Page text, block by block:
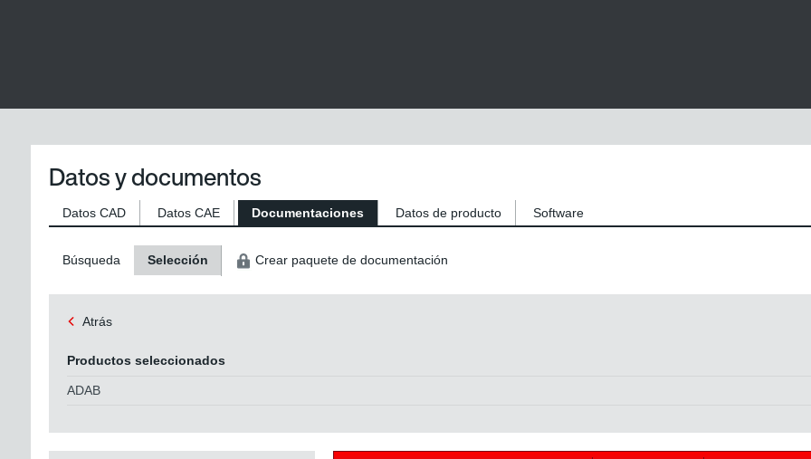
Datos y documentos
Datos CAD Datos CAE Documentaciones Datos de producto Software
Búsqueda Selección Crear paquete de documentación
Atrás
Productos seleccionados
ADAB